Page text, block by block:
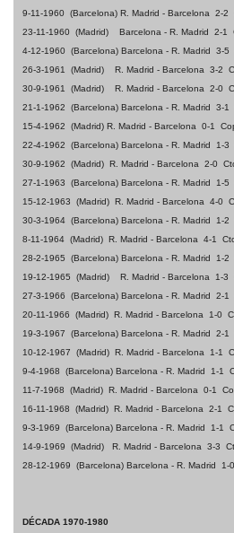
9-11-1960 (Barcelona) R. Madrid - Barcelona 2-2
23-11-1960 (Madrid) Barcelona - R. Madrid 2-1
4-12-1960 (Barcelona) Barcelona - R. Madrid 3-5
26-3-1961
(Madrid) R. Madrid - Barcelona 3-2
30-9-1961
(Madrid) R. Madrid - Barcelona 2-0
21-1-1962
(Barcelona) Barcelona - R. Madrid 3-1
15-4-1962
(Madrid) R. Madrid - Barcelona 0-1
22-4-1962
(Barcelona) Barcelona - R. Madrid 1-3
30-9-1962
(Madrid) R. Madrid - Barcelona 2-0
27-1-1963
(Barcelona) Barcelona - R. Madrid 1-5
15-12-1963
(Madrid) R. Madrid - Barcelona 4-0
30-3-1964 (Barcelona) Barcelona - R. Madrid 1-2
8-11-1964 (Madrid) R. Madrid - Barcelona 4-1
28-2-1965
(Barcelona) Barcelona - R. Madrid 1-2
19-12-1965
(Madrid) R. Madrid - Barcelona 1-3
27-3-1966
(Barcelona) Barcelona - R. Madrid 2-1
20-11-1966
(Madrid) R. Madrid - Barcelona 1-0
19-3-1967
(Barcelona) Barcelona - R. Madrid 2-1
10-12-1967
(Madrid) R. Madrid - Barcelona 1-1
9-4-1968
(Barcelona) Barcelona - R. Madrid 1-1
11-7-1968
(Madrid) R. Madrid - Barcelona 0-1
16-11-1968
(Madrid) R. Madrid - Barcelona 2-1
9-3-1969
(Barcelona) Barcelona - R. Madrid 1-1
14-9-1969
(Madrid) R. Madrid - Barcelona 3-3
28-12-1969
(Barcelona) Barcelona - R. Madrid 1-0
DÉCADA 1970-1980